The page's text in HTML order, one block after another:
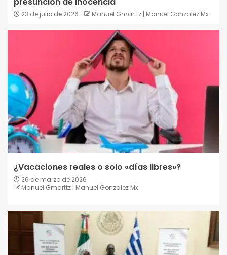
23 de julio de 2026 Manuel Gmarttz | Manuel Gonzalez Mx
¿Vacaciones reales o solo «días libres»?
26 de marzo de 2026
Manuel Gmarttz | Manuel Gonzalez Mx